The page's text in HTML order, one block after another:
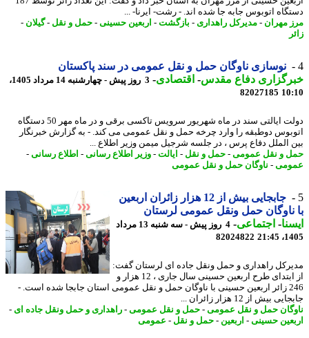
اتوبوس جابه جا شده اند. - رشت- ایرنا- ...
مهران- مدیرکل راهداری- بازگشت-اربعین حسینی-حمل و نقل -گیلان-
نوسازی ناوگان حمل و نقل عمومی در سند پاکستان
دفاع مقدس-اقتصادی-
3 روز پیش - چهارشنبه 14 مرداد 1405،
82027185
دولت ایالتی سند در ماه شهریور سرویس تاکسی برقی و در ماه مهر 50 دستگاه
دوطبقه را وارد چرخه حمل و نقل عمومی می کند. - به گزارش خبرنگار
الملل دفاع پرس ، در جلسه شرجیل میمن وزیر اطلاع ...
و نقل عمومی-حمل و نقل -ایالت -وزیر اطلاع رسانی-اطلاع رسانی-
-ناوگان حمل و نقل عمومی
جابجایی بیش از 12 هزار زائران اربعین
ناوگان حمل ونقل عمومی لرستان
-اجتماعی-
4 روز پیش - سه شنبه 13 مرداد
82024822
راهداری و حمل ونقل جاده ای لرستان گفت:
از ابتدای طرح اربعین حسینی سال جاری ، 12 هزار و
246 زائر اربعین حسینی با ناوگان حمل و نقل عمومی استان جابجا شده است. -
بیش از 12 هزار زائران ...
حمل و نقل عمومی-حمل و نقل عمومی-راهداری و حمل ونقل جاده ای-
حسینی-اربعین -حمل و نقل -عمومی